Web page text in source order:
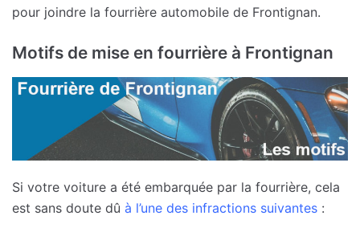
pour joindre la fourrière automobile de Frontignan.
Motifs de mise en fourrière à Frontignan
Si votre voiture a été embarquée par la fourrière, cela
est sans doute dû à l’une des infractions suivantes :